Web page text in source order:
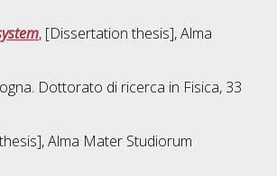
, [Dissertation thesis], Alma
Dottorato di ricerca in Fisica, 33
Alma Mater Studiorum